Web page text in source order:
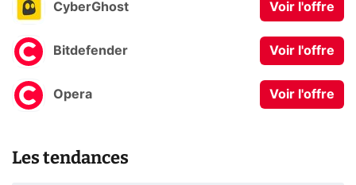
CyberGhost Voir l'offre
Bitdefender Voir l'offre
Opera Voir l'offre
Les tendances